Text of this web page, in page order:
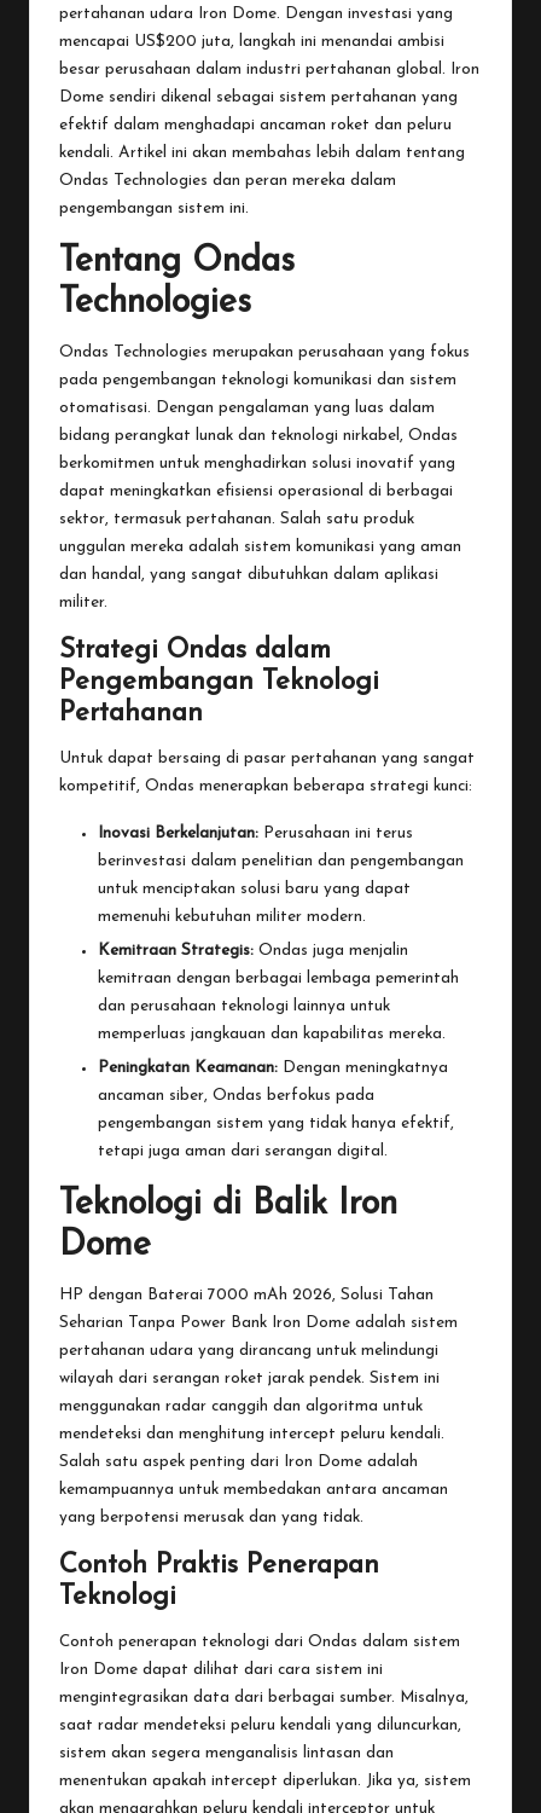
pertahanan udara Iron Dome. Dengan investasi yang
mencapai US$200 juta, langkah ini menandai ambisi
besar perusahaan dalam industri pertahanan global. Iron
Dome sendiri dikenal sebagai sistem pertahanan yang
efektif dalam menghadapi ancaman roket dan peluru
kendali. Artikel ini akan membahas lebih dalam tentang
Ondas Technologies dan peran mereka dalam
pengembangan sistem ini.
Tentang Ondas
Technologies
Ondas Technologies merupakan perusahaan yang fokus
pada pengembangan teknologi komunikasi dan sistem
otomatisasi. Dengan pengalaman yang luas dalam
bidang perangkat lunak dan teknologi nirkabel, Ondas
berkomitmen untuk menghadirkan solusi inovatif yang
dapat meningkatkan efisiensi operasional di berbagai
sektor, termasuk pertahanan. Salah satu produk
unggulan mereka adalah sistem komunikasi yang aman
dan handal, yang sangat dibutuhkan dalam aplikasi
militer.
Strategi Ondas dalam
Pengembangan Teknologi
Pertahanan
Untuk dapat bersaing di pasar pertahanan yang sangat
kompetitif, Ondas menerapkan beberapa strategi kunci:
Inovasi Berkelanjutan: Perusahaan ini terus
berinvestasi dalam penelitian dan pengembangan
untuk menciptakan solusi baru yang dapat
memenuhi kebutuhan militer modern.
Kemitraan Strategis: Ondas juga menjalin
kemitraan dengan berbagai lembaga pemerintah
dan perusahaan teknologi lainnya untuk
memperluas jangkauan dan kapabilitas mereka.
Peningkatan Keamanan: Dengan meningkatnya
ancaman siber, Ondas berfokus pada
pengembangan sistem yang tidak hanya efektif,
tetapi juga aman dari serangan digital.
Teknologi di Balik Iron
Dome
HP dengan Baterai 7000 mAh 2026, Solusi Tahan
Seharian Tanpa Power Bank Iron Dome adalah sistem
pertahanan udara yang dirancang untuk melindungi
wilayah dari serangan roket jarak pendek. Sistem ini
menggunakan radar canggih dan algoritma untuk
mendeteksi dan menghitung intercept peluru kendali.
Salah satu aspek penting dari Iron Dome adalah
kemampuannya untuk membedakan antara ancaman
yang berpotensi merusak dan yang tidak.
Contoh Praktis Penerapan
Teknologi
Contoh penerapan teknologi dari Ondas dalam sistem
Iron Dome dapat dilihat dari cara sistem ini
mengintegrasikan data dari berbagai sumber. Misalnya,
saat radar mendeteksi peluru kendali yang diluncurkan,
sistem akan segera menganalisis lintasan dan
menentukan apakah intercept diperlukan. Jika ya, sistem
akan mengarahkan peluru kendali interceptor untuk